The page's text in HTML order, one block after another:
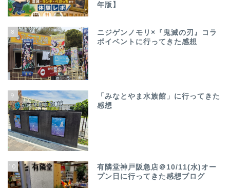
年版】
8
ニジゲンノモリ×『鬼滅の刃』コラ
ボイベントに行ってきた感想
9
「みなとやま水族館」に行ってきた
感想
10
有隣堂神戸阪急店＠10/11(水)オー
プン日に行ってきた感想ブログ